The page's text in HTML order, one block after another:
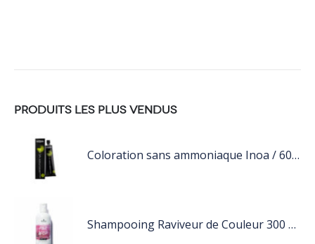
PRODUITS LES PLUS VENDUS
Coloration sans ammoniaque Inoa / 60ML
Shampooing Raviveur de Couleur 300 ml Rose de Schwarzkopf Professional